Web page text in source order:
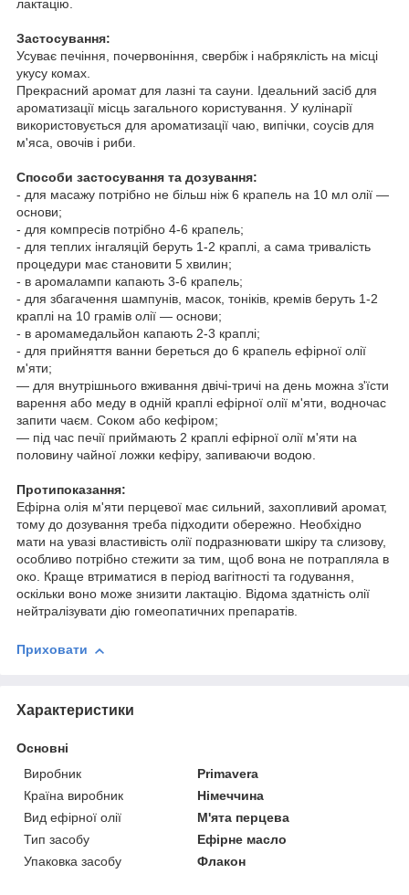
лактацію.
Застосування:
Усуває печіння, почервоніння, свербіж і набряклість на місці
укусу комах.
Прекрасний аромат для лазні та сауни. Ідеальний засіб для
ароматизації місць загального користування. У кулінарії
використовується для ароматизації чаю, випічки, соусів для
м'яса, овочів і риби.
Способи застосування та дозування:
- для масажу потрібно не більш ніж 6 крапель на 10 мл олії —
основи;
- для компресів потрібно 4-6 крапель;
- для теплих інгаляцій беруть 1-2 краплі, а сама тривалість
процедури має становити 5 хвилин;
- в аромалампи капають 3-6 крапель;
- для збагачення шампунів, масок, тоніків, кремів беруть 1-2
краплі на 10 грамів олії — основи;
- в аромамедальйон капають 2-3 краплі;
- для прийняття ванни береться до 6 крапель ефірної олії
м'яти;
— для внутрішнього вживання двічі-тричі на день можна з'їсти
варення або меду в одній краплі ефірної олії м'яти, водночас
запити чаєм. Соком або кефіром;
— під час печії приймають 2 краплі ефірної олії м'яти на
половину чайної ложки кефіру, запиваючи водою.
Протипоказання:
Ефірна олія м'яти перцевої має сильний, захопливий аромат,
тому до дозування треба підходити обережно. Необхідно
мати на увазі властивість олії подразнювати шкіру та слизову,
особливо потрібно стежити за тим, щоб вона не потрапляла в
око. Краще втриматися в період вагітності та годування,
оскільки воно може знизити лактацію. Відома здатність олії
нейтралізувати дію гомеопатичних препаратів.
Приховати
Характеристики
Основні
Виробник
Primavera
Країна виробник
Німеччина
Вид ефірної олії
М'ята перцева
Тип засобу
Ефірне масло
Упаковка засобу
Флакон